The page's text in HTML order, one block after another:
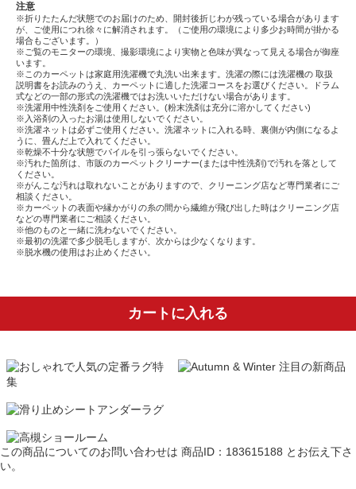
注意
※折りたたんだ状態でのお届けのため、開封後折じわが残っている場合があります
が、ご使用につれ徐々に解消されます。（ご使用の環境により多少お時間が掛かる
場合もございます。）
※ご覧のモニターの環境、撮影環境により実物と色味が異なって見える場合が御座
います。
※このカーペットは家庭用洗濯機で丸洗い出来ます。洗濯の際には洗濯機の 取扱
説明書をお読みのうえ、カーペットに適した洗濯コースをお選びください。ドラム
式などの一部の形式の洗濯機ではお洗いいただけない場合があります。
※洗濯用中性洗剤をご使用ください。(粉末洗剤は充分に溶かしてください)
※入浴剤の入ったお湯は使用しないでください。
※洗濯ネットは必ずご使用ください。洗濯ネットに入れる時、裏側が内側になるよ
うに、畳んだ上で入れてください。
※乾燥不十分な状態でパイルを引っ張らないでください。
※汚れた箇所は、市販のカーペットクリーナー(または中性洗剤)で汚れを落として
ください。
※がんこな汚れは取れないことがありますので、クリーニング店など専門業者にご
相談ください。
※カーペットの表面や縁かがりの糸の間から繊維が飛び出した時はクリーニング店
などの専門業者にご相談ください。
※他のものと一緒に洗わないでください。
※最初の洗濯で多少脱毛しますが、次からは少なくなります。
※脱水機の使用はお止めください。
カートに入れる
この商品についてのお問い合わせは 商品ID：183615188 とお伝え下さ
い。